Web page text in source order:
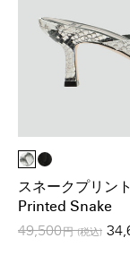
スネークプリン
Printed Snake
49,500円(税込)